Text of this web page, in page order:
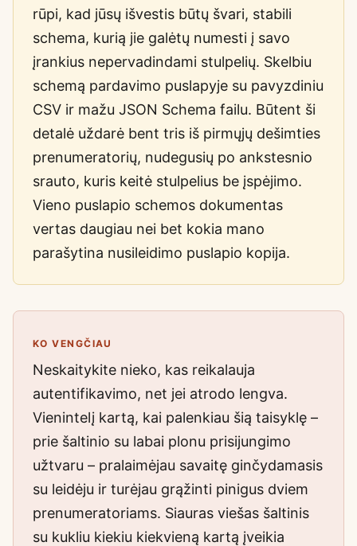
rūpi, kad jūsų išvestis būtų švari, stabili
schema, kurią jie galėtų numesti į savo
įrankius nepervadindami stulpelių. Skelbiu
schemą pardavimo puslapyje su pavyzdiniu
CSV ir mažu JSON Schema failu. Būtent ši
detalė uždarė bent tris iš pirmųjų dešimties
prenumeratorių, nudegusių po ankstesnio
srauto, kuris keitė stulpelius be įspėjimo.
Vieno puslapio schemos dokumentas
vertas daugiau nei bet kokia mano
parašytina nusileidimo puslapio kopija.
KO VENGČIAU
Neskaitykite nieko, kas reikalauja
autentifikavimo, net jei atrodo lengva.
Vienintelį kartą, kai palenkiau šią taisyklę –
prie šaltinio su labai plonu prisijungimo
užtvaru – pralaimėjau savaitę ginčydamasis
su leidėju ir turėjau grąžinti pinigus dviem
prenumeratoriams. Siauras viešas šaltinis
su kukliu kiekiu kiekvieną kartą įveikia